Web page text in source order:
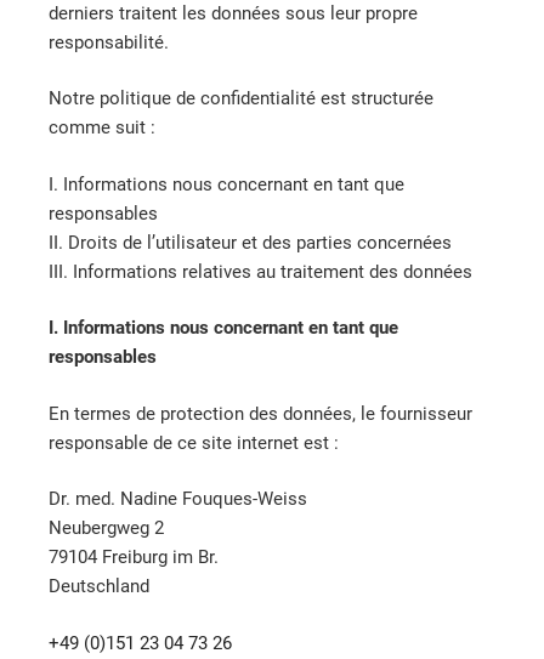
derniers traitent les données sous leur propre
responsabilité.
Notre politique de confidentialité est structurée
comme suit :
I. Informations nous concernant en tant que
responsables
II. Droits de l’utilisateur et des parties concernées
III. Informations relatives au traitement des données
I. Informations nous concernant en tant que
responsables
En termes de protection des données, le fournisseur
responsable de ce site internet est :
Dr. med. Nadine Fouques-Weiss
Neubergweg 2
79104 Freiburg im Br.
Deutschland
+49 (0)151 23 04 73 26